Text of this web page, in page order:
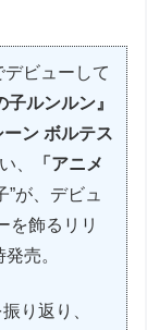
デビューして
ルンルン』
ーン ボルテス
、
「アニメ
が、デビュ
を飾るリリ
売。
り返り、